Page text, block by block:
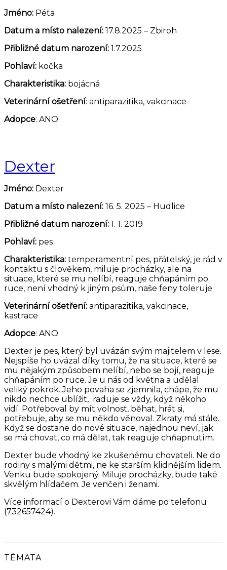
Jméno: Péťa
Datum a místo nalezení: 17.8.2025 – Zbiroh
Přibližné datum narození: 1.7.2025
Pohlaví: kočka
Charakteristika: bojácná
Veterinární ošetření: antiparazitika, vakcinace
Adopce: ANO
Dexter
Jméno: Dexter
Datum a místo nalezení: 16. 5. 2025 – Hudlice
Přibližné datum narození: 1. 1. 2019
Pohlaví: pes
Charakteristika: temperamentní pes, přátelský, je rád v
kontaktu s člověkem, miluje procházky, ale na
situace, které se mu nelíbí, reaguje chňapáním po
ruce, není vhodný k jiným psům, naše feny toleruje
Veterinární ošetření: antiparazitika, vakcinace,
kastrace
Adopce: ANO
Dexter je pes, který byl uvázán svým majitelem v lese.
Nejspíše ho uvázal díky tomu, že na situace, které se
mu nějakým způsobem nelíbí, nebo se bojí, reaguje
chňapáním po ruce. Je u nás od května a udělal
veliký pokrok. Jeho povaha se zjemnila, chápe, že mu
nikdo nechce ublížit, raduje se vždy, když někoho
vidí. Potřeboval by mít volnost, běhat, hrát si,
potřebuje, aby se mu někdo věnoval. Zkraty má stále.
Když se dostane do nové situace, najednou neví, jak
se má chovat, co má dělat, tak reaguje chňapnutím.
Dexter bude vhodný ke zkušenému chovateli. Ne do
rodiny s malými dětmi, ne ke starším klidnějším lidem.
Venku bude spokojený. Miluje procházky, bude také
skvělým hlídačem. Je venčen i ženami.
Více informací o Dexterovi Vám dáme po telefonu
(732657424).
TÉMATA